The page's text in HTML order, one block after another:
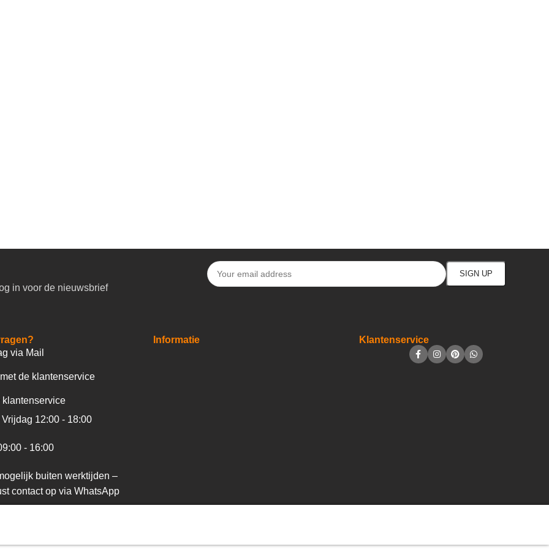
in voor de nieuwsbrief
via Mail
de klantenservice
klantenservice
12:00 - 18:00
- 16:00
buiten werktijden –
contact op via WhatsApp
Informatie Klantenservice